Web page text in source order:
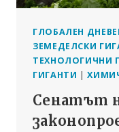
ГЛОБАЛЕН
ЗЕМЕДЕЛСКИ
ТЕХНОЛОГИЧНИ
ГИГАНТИ |
Сенатът